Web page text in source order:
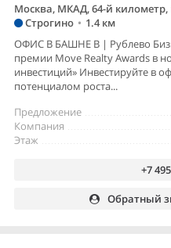
Москва, МКАД, 64-й километр,
Строгино • 1.4 км
ОФИС В БАШНЕ B | Рублево
премии Move Realty Awards в
инвестиций» Инвестируйте в
потенциалом роста...
Предложение
Компания
Этаж
+7 495
Обратный